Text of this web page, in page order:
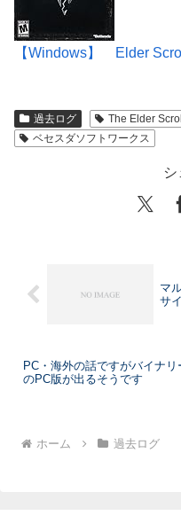
【Windows】 Elder
過去ログ
The Elder
ベセスダソフトワークス
シ
マ
サ
PC・海外の話ですがバイナリ
のPC版が出るそうです
ホーム 過去ログ